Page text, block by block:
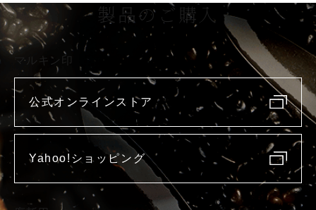
製品のご購入
マルキン印
公式オンラインストア
Yahoo!ショッピング